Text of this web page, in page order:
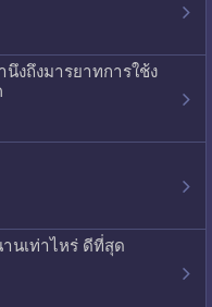
นึงถึงมารยาทการใช้ง
นเท่าไหร่ ดีที่สุด